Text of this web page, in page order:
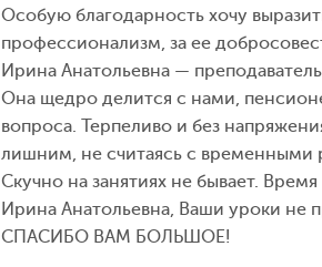
Особую благодарность хочу
профессионализм, за ее
Ирина Анатольевна —
Она щедро делится с нами,
вопроса. Терпеливо и без
лишним, не считаясь с временными
Скучно на занятиях не бывает.
Ирина Анатольевна, Ваши уроки
СПАСИБО ВАМ БОЛЬШОЕ!